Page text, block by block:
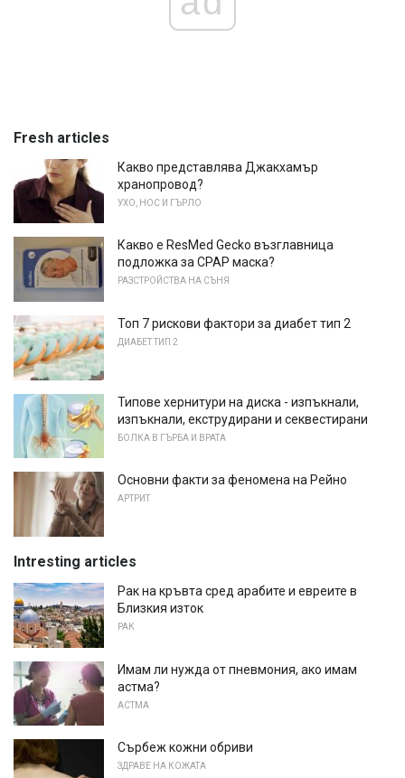
Fresh articles
Какво представлява Джакхамър
хранопровод?
УХО, НОС И ГЪРЛО
Какво е ResMed Gecko възглавница
подложка за CPAP маска?
РАЗСТРОЙСТВА НА СЪНЯ
Топ 7 рискови фактори за диабет тип 2
ДИАБЕТ ТИП 2
Типове хернитури на диска - изпъкнали,
изпъкнали, екструдирани и секвестирани
БОЛКА В ГЪРБА И ВРАТА
Основни факти за феномена на Рейно
АРТРИТ
Intresting articles
Рак на кръвта сред арабите и евреите в
Близкия изток
РАК
Имам ли нужда от пневмония, ако имам
астма?
АСТМА
Сърбеж кожни обриви
ЗДРАВЕ НА КОЖАТА